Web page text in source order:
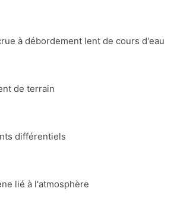
à débordement lent de cours d'eau
de terrain
différentiels
lié à l'atmosphère